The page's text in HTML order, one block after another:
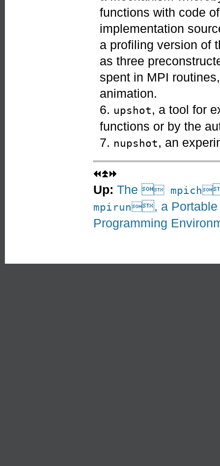
functions with code
implementation
a profiling version of
as three
spent in MPI
animation.
6. upshot, a tool for
functions or by the
7. nupshot, an
Up: The  mpich
mpirun, a Portable
Programming